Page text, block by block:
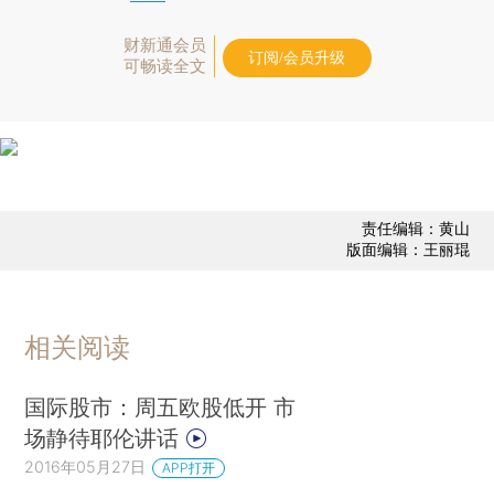
财新通会员
可畅读全文
订阅/会员升级
责任编辑：黄山
版面编辑：王丽琨
相关阅读
国际股市：周五欧股低开 市
场静待耶伦讲话
2016年05月27日 APP打开